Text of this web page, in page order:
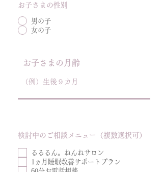
お子さまの性別
男の子
女の子
お子さまの月齢
検討中のご相談メニュー（複数選択可）
るるるん。ねんねサロン
1ヵ月睡眠改善サポートプラン